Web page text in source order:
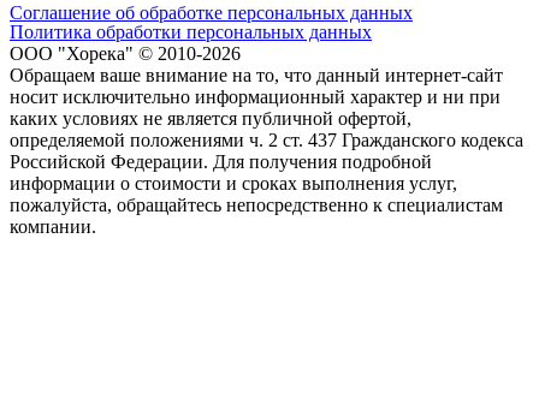
Соглашение об обработке персональных данных
Политика обработки персональных данных
ООО "Хорека" © 2010-2026
Обращаем ваше внимание на то, что данный интернет-сайт
носит исключительно информационный характер и ни при
каких условиях не является публичной офертой,
определяемой положениями ч. 2 ст. 437 Гражданского кодекса
Российской Федерации. Для получения подробной
информации о стоимости и сроках выполнения услуг,
пожалуйста, обращайтесь непосредственно к специалистам
компании.